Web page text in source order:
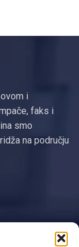
i
faks i
smo
na području